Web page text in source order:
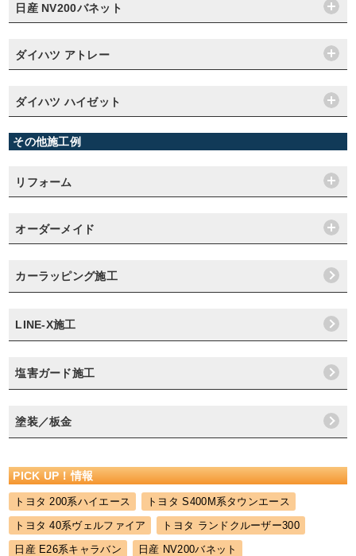
日産 NV200バネット
ダイハツ アトレー
ダイハツ ハイゼット
その他施工例
リフォーム
オーダーメイド
カーラッピング施工
LINE-X施工
塩害ガード施工
塗装／板金
PICK UP！情報
トヨタ 200系ハイエース
トヨタ S400M系タウンエース
トヨタ 40系ヴェルファイア
トヨタ ランドクルーザー300
日産 E26系キャラバン
日産 NV200バネット